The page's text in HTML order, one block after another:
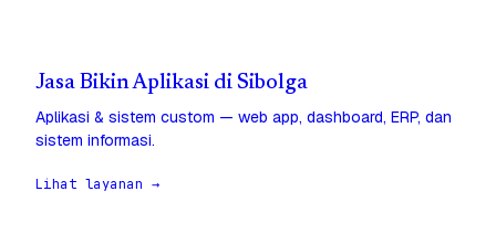
Jasa Bikin Aplikasi di Sibolga
Aplikasi & sistem custom — web app, dashboard, ERP, dan
sistem informasi.
Lihat layanan →